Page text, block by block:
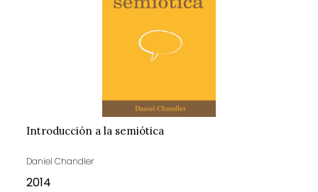
Introducción a la semiótica
Daniel Chandler
2014